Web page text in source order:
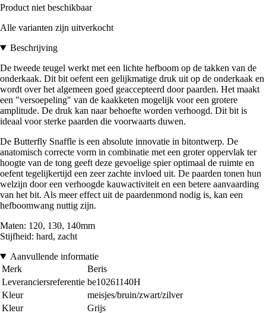
Product niet beschikbaar
Alle varianten zijn uitverkocht
Beschrijving
De tweede teugel werkt met een lichte hefboom op de takken van de
onderkaak. Dit bit oefent een gelijkmatige druk uit op de onderkaak en
wordt over het algemeen goed geaccepteerd door paarden. Het maakt
een "versoepeling" van de kaakketen mogelijk voor een grotere
amplitude. De druk kan naar behoefte worden verhoogd. Dit bit is
ideaal voor sterke paarden die voorwaarts duwen.
De Butterfly Snaffle is een absolute innovatie in bitontwerp. De
anatomisch correcte vorm in combinatie met een groter oppervlak ter
hoogte van de tong geeft deze gevoelige spier optimaal de ruimte en
oefent tegelijkertijd een zeer zachte invloed uit. De paarden tonen hun
welzijn door een verhoogde kauwactiviteit en een betere aanvaarding
van het bit. Als meer effect uit de paardenmond nodig is, kan een
hefboomwang nuttig zijn.
Maten: 120, 130, 140mm
Stijfheid: hard, zacht
Aanvullende informatie
Merk
Beris
Leveranciersreferentie be10261140H
Kleur
meisjes/bruin/zwart/zilver
Kleur
Grijs